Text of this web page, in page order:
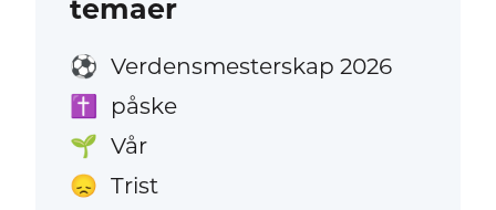
temaer
⚽ Verdensmesterskap 2026
✝️ påske
🌱 Vår
😞 Trist